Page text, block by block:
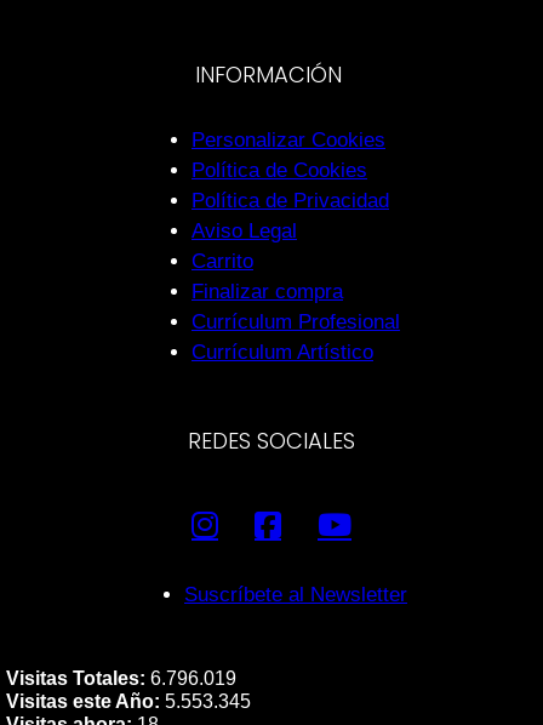
INFORMACIÓN
Personalizar Cookies
Política de Cookies
Política de Privacidad
Aviso Legal
Carrito
Finalizar compra
Currículum Profesional
Currículum Artístico
REDES SOCIALES
Suscríbete al Newsletter
Visitas Totales: 6.796.019
Visitas este Año: 5.553.345